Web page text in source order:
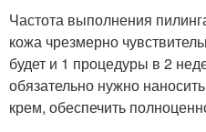
Частота выполнения
кожа чрезмерно
будет и 1 процедуры в 2
обязательно нужно
крем, обеспечить